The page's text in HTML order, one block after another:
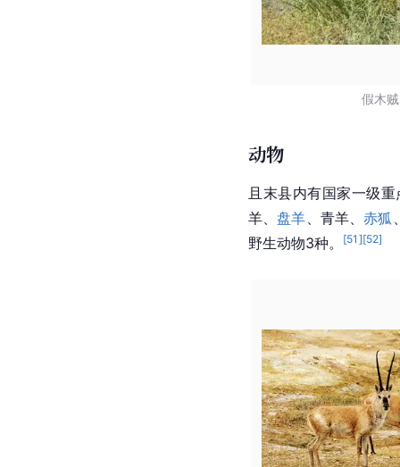
假木贼
动物
且末县内有国家一级
羊、盘羊、 青羊、赤狐
野生动物3种。
[51 ][52]